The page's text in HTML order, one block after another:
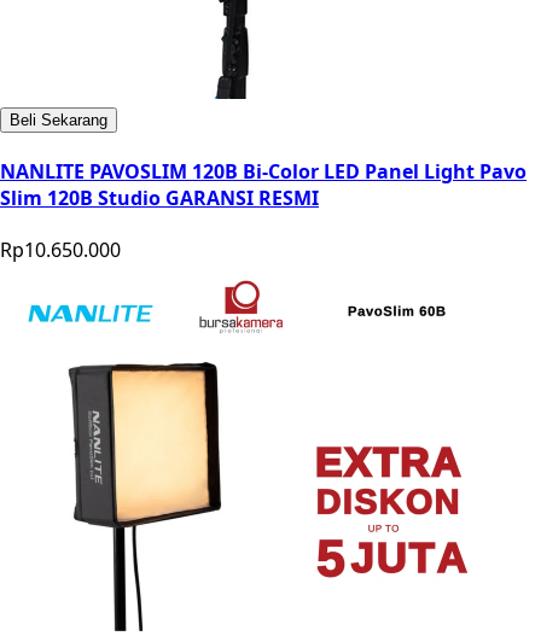
Beli Sekarang
NANLITE PAVOSLIM 120B Bi-Color LED Panel Light Pavo
Slim 120B Studio GARANSI RESMI
Rp10.650.000